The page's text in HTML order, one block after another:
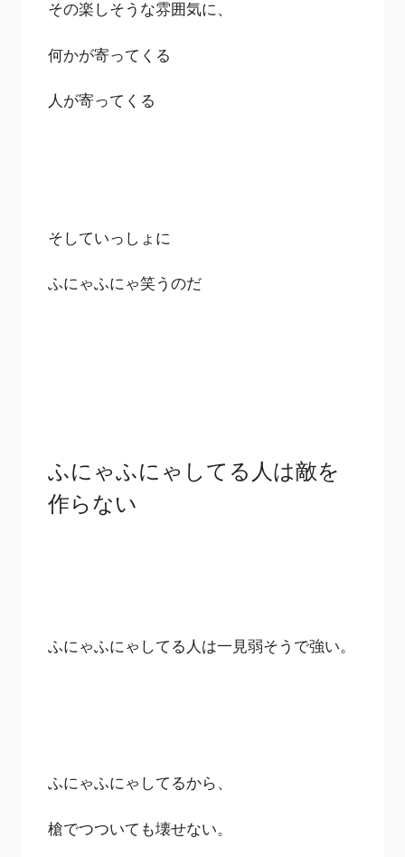
その楽しそうな雰囲気に、
何かが寄ってくる
人が寄ってくる
そしていっしょに
ふにゃふにゃ笑うのだ
ふにゃふにゃしてる人は敵を
作らない
ふにゃふにゃしてる人は一見弱そうで強い。
ふにゃふにゃしてるから、
槍でつついても壊せない。